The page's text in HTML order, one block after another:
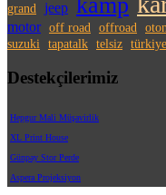
grand jeep
motor off road offroad
suzuki
tapatalk telsiz türkiye
Destekçilerimiz
Hepgur Mali Müşavirlik
XL Print House
Günpay Stor Perde
Aspera Projeksiyon